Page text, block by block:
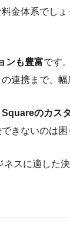
金体系でし
ンも豊富です
連携まで、
のカス
きないのは困
スに適した